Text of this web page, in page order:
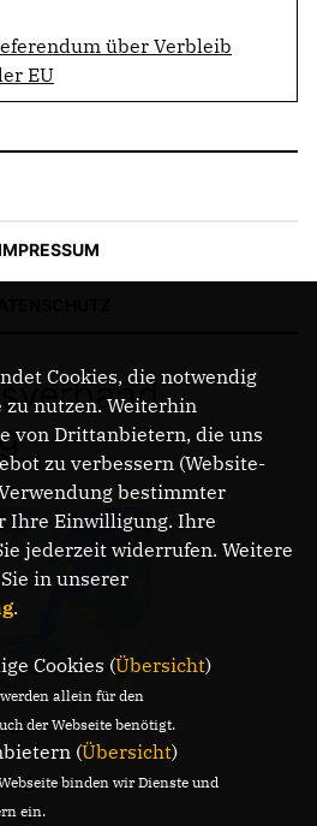
über Verbleib
EU
3
- 0
- 14
Cookies, die notwendig
zu nutzen. Weiterhin
von Drittanbietern, die uns
zu verbessern (Website-
bestimmter
Ihre Einwilligung. Ihre
jederzeit widerrufen. Weitere
in unserer
.
Cookies (Übersicht)
allein für den
der Webseite benötigt.
(Übersicht)
binden wir Dienste und
ein.